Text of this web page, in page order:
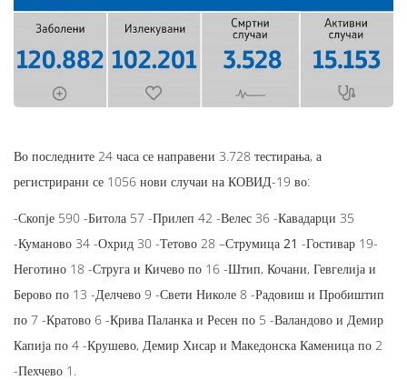
Во последните 24 часа се направени 3.728 тестирања, а
регистрирани се 1056 нови случаи на КОВИД-19 во:
-Скопје 590 -Битола 57 -Прилеп 42 -Велес 36 -Кавадарци 35
-Куманово 34 -Охрид 30 -Тетово 28 –Струмица 21 -Гостивар 19-
Неготино 18 -Струга и Кичево по 16 -Штип, Кочани, Гевгелија и
Берово по 13 -Делчево 9 -Свети Николе 8 -Радовиш и Пробиштип
по 7 -Кратово 6 -Крива Паланка и Ресен по 5 -Валандово и Демир
Капија по 4 -Крушево, Демир Хисар и Македонска Каменица по 2
-Пехчево 1.